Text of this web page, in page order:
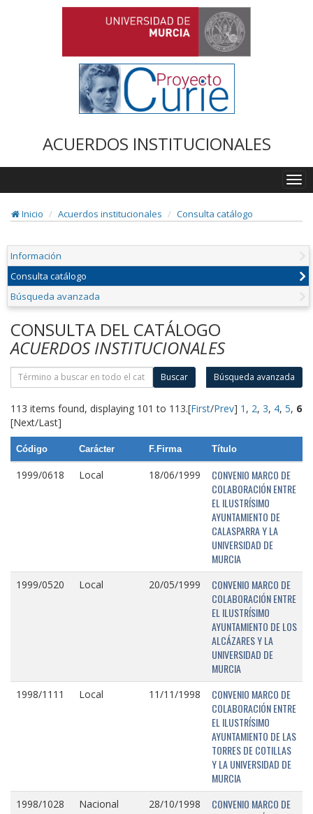
ACUERDOS INSTITUCIONALES
Inicio
Acuerdos institucionales Consulta catálogo
Información
Consulta catálogo
Búsqueda avanzada
CONSULTA DEL CATÁLOGO
ACUERDOS INSTITUCIONALES
Buscar Búsqueda avanzada
113 items found, displaying 101 to 113.[First/Prev] 1 , 2, 3, 4, 5, 6
[Next/Last]
Código Carácter F.Firma Título
1999/0618 Local 18/06/1999
CONVENIO MARCO DE
COLABORACIÓN ENTRE
EL ILUSTRÍSIMO
AYUNTAMIENTO DE
CALASPARRA Y LA
UNIVERSIDAD DE
MURCIA
1999/0520 Local 20/05/1999
CONVENIO MARCO DE
COLABORACIÓN ENTRE
EL ILUSTRÍSIMO
AYUNTAMIENTO DE LOS
ALCÁZARES Y LA
UNIVERSIDAD DE
MURCIA
1998/1111 Local 11/11/1998
CONVENIO MARCO DE
COLABORACIÓN ENTRE
EL ILUSTRÍSIMO
AYUNTAMIENTO DE LAS
TORRES DE COTILLAS
Y LA UNIVERSIDAD DE
MURCIA
1998/1028 Nacional 28/10/1998
CONVENIO MARCO DE